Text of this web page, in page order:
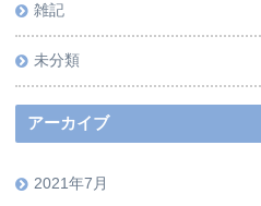
雑記
未分類
アーカイブ
2021年7月